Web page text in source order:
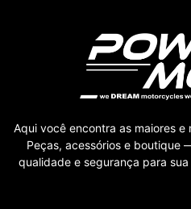
Aqui você encontra as maiores
Peças, acessórios e boutique
qualidade e segurança para